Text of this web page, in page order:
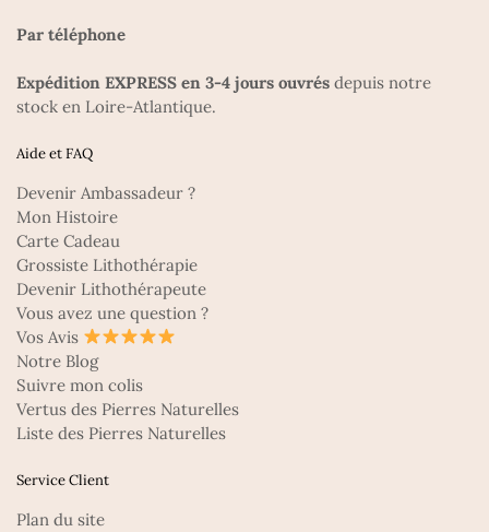
Par téléphone
Expédition EXPRESS en 3-4 jours ouvrés depuis notre
stock en Loire-Atlantique.
Aide et FAQ
Devenir Ambassadeur ?
Mon Histoire
Carte Cadeau
Grossiste Lithothérapie
Devenir Lithothérapeute
Vous avez une question ?
Vos Avis
Notre Blog
Suivre mon colis
Vertus des Pierres Naturelles
Liste des Pierres Naturelles
Service Client
Plan du site